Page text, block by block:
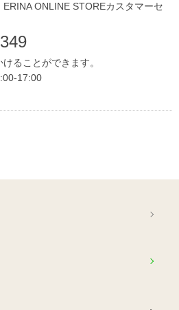
ONLINE STOREカスタマーセ
ることができます。
17:00